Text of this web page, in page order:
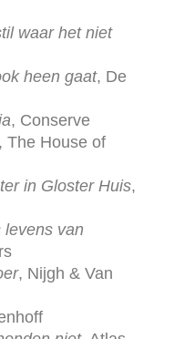
waar het niet
heen gaat, De
, Conserve
, The House of
in Gloster Huis,
levens van
, Nijgh & Van